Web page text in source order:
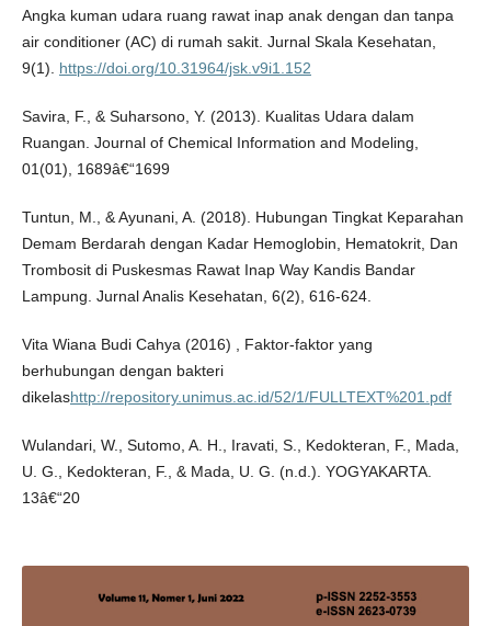
Angka kuman udara ruang rawat inap anak dengan dan tanpa
air conditioner (AC) di rumah sakit. Jurnal Skala Kesehatan,
9(1). https://doi.org/10.31964/jsk.v9i1.152
Savira, F., & Suharsono, Y. (2013). Kualitas Udara dalam
Ruangan. Journal of Chemical Information and Modeling,
01(01), 1689â€“1699
Tuntun, M., & Ayunani, A. (2018). Hubungan Tingkat Keparahan
Demam Berdarah dengan Kadar Hemoglobin, Hematokrit, Dan
Trombosit di Puskesmas Rawat Inap Way Kandis Bandar
Lampung. Jurnal Analis Kesehatan, 6(2), 616-624.
Vita Wiana Budi Cahya (2016) , Faktor-faktor yang
berhubungan dengan bakteri
dikelashttp://repository.unimus.ac.id/52/1/FULLTEXT%201.pdf
Wulandari, W., Sutomo, A. H., Iravati, S., Kedokteran, F., Mada,
U. G., Kedokteran, F., & Mada, U. G. (n.d.). YOGYAKARTA.
13â€“20